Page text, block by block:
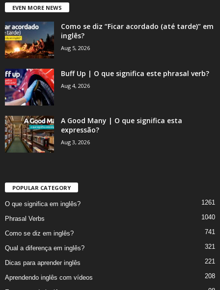
EVEN MORE NEWS
Como se diz “Ficar acordado (até tarde)” em
inglês?
Aug 5, 2026
Buff Up | O que significa este phrasal verb?
Aug 4, 2026
A Good Many | O que significa esta
expressão?
Aug 3, 2026
POPULAR CATEGORY
O que significa em inglês? 1261
Phrasal Verbs 1040
Como se diz em inglês? 741
Qual a diferença em inglês? 321
Dicas para aprender inglês 221
Aprendendo inglês com vídeos 208